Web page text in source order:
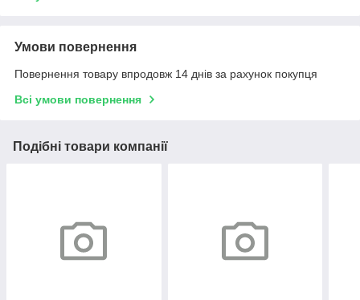
Умови повернення
Повернення товару впродовж 14 днів за рахунок покупця
Всі умови повернення
Подібні товари компанії